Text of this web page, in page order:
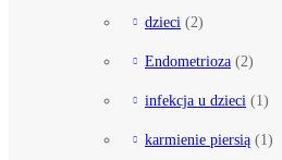
dzieci (2)
Endometrioza (2)
infekcja u dzieci (1)
karmienie piersią (1)